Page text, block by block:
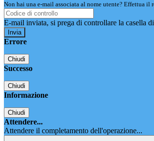
Non hai una e-mail associata al nome utente? Effettua il
E-mail inviata, si prega di controllare la casella
Errore
Chiudi
Successo
Chiudi
Informazione
Chiudi
Attendere...
Attendere il completamento dell'operazione...